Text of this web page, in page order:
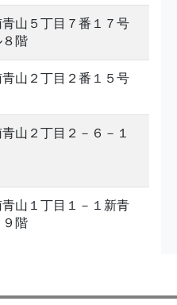
山５丁目７番１７号
階
山２丁目２番１５号
山２丁目２－６－１
山１丁目１－１新青
階